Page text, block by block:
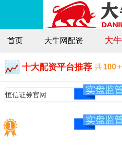
首页 大牛网配资 大
十大配资平台推荐 共100
恒信证券官网